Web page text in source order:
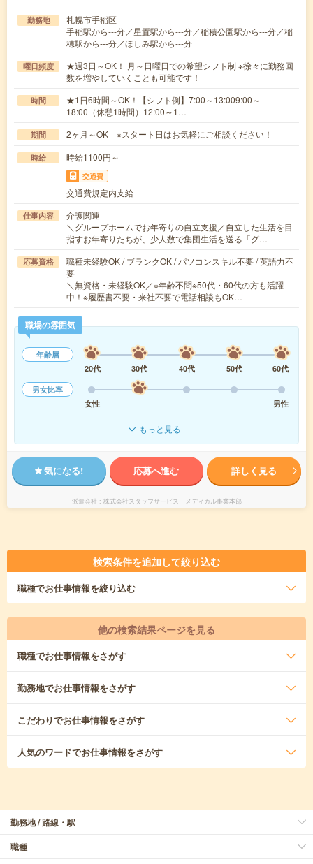
勤務地
札幌市手稲区
手稲駅から---分／星置駅から---分／稲積公園駅から---分／稲
穂駅から---分／ほしみ駅から---分
曜日頻度
★週3日～OK！ 月～日曜日での希望シフト制 ※徐々に勤務回
数を増やしていくことも可能です！
時間
★1日6時間～OK！【シフト例】7:00～13:009:00～
18:00（休憩1時間）12:00～1…
期間 2ヶ月～OK ※スタート日はお気軽にご相談ください！
時給 時給1100円～
交通費
交通費規定内支給
仕事内容
介護関連
＼グループホームでお年寄りの自立支援／自立した生活を目
指すお年寄りたちが、少人数で集団生活を送る「グ…
応募資格
職種未経験OK / ブランクOK / パソコンスキル不要 / 英語力不
要
＼無資格・未経験OK／※年齢不問※50代・60代の方も活躍
中！※履歴書不要・来社不要で電話相談もOK…
職場の雰囲気
年齢層
20代
30代 40代 50代
60代
男女比率
女性
男性
もっと見る
気になる! 応募へ進む 詳しく見る
派遣会社 株式会社スタッフサービス メディカル事業本部
検索条件を追加して絞り込む
職種でお仕事情報を絞り込む
他の検索結果ページを見る
職種でお仕事情報をさがす
勤務地でお仕事情報をさがす
こだわりでお仕事情報をさがす
人気のワードでお仕事情報をさがす
勤務地 / 路線・駅
職種